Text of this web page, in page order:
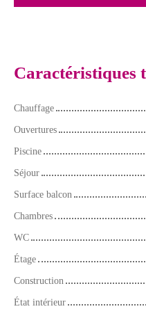
Caractéristiques
Chauffage
Ouvertures
Piscine
Séjour
Surface balcon
Chambres
WC
Étage
Construction
État intérieur